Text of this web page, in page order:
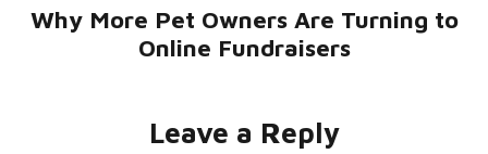
Why More Pet Owners Are Turning to
Online Fundraisers
Leave a Reply